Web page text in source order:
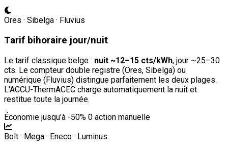
Ores · Sibelga · Fluvius
Tarif bihoraire jour/nuit
Le tarif classique belge : nuit ~12–15 cts/kWh, jour ~25–30
cts. Le compteur double registre (Ores, Sibelga) ou
numérique (Fluvius) distingue parfaitement les deux plages.
L'ACCU-ThermACEC charge automatiquement la nuit et
restitue toute la journée.
Économie jusqu'à -50% 0 action manuelle
Bolt · Mega · Eneco · Luminus